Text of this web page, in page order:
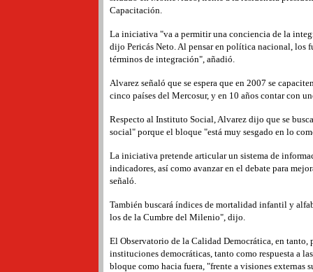
Capacitación.
La iniciativa "va a permitir una conciencia de la
dijo Pericás Neto. Al pensar en política nacional, los
términos de integración", añadió.
Alvarez señaló que se espera que en 2007 se
cinco países del Mercosur, y en 10 años contar con
Respecto al Instituto Social, Alvarez dijo que se
social" porque el bloque "está muy sesgado en lo
La iniciativa pretende articular un sistema de
indicadores, así como avanzar en el debate para
señaló.
También buscará índices de mortalidad infantil y
los de la Cumbre del Milenio", dijo.
El Observatorio de la Calidad Democrática, en tanto,
instituciones democráticas, tanto como respuesta a
bloque como hacia fuera, "frente a visiones externas